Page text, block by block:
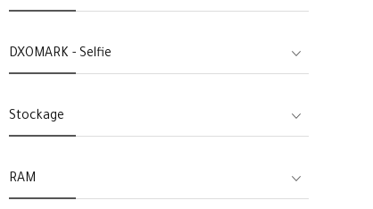
DXOMARK - Selfie
Stockage
RAM